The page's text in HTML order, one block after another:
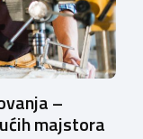
–
majstora